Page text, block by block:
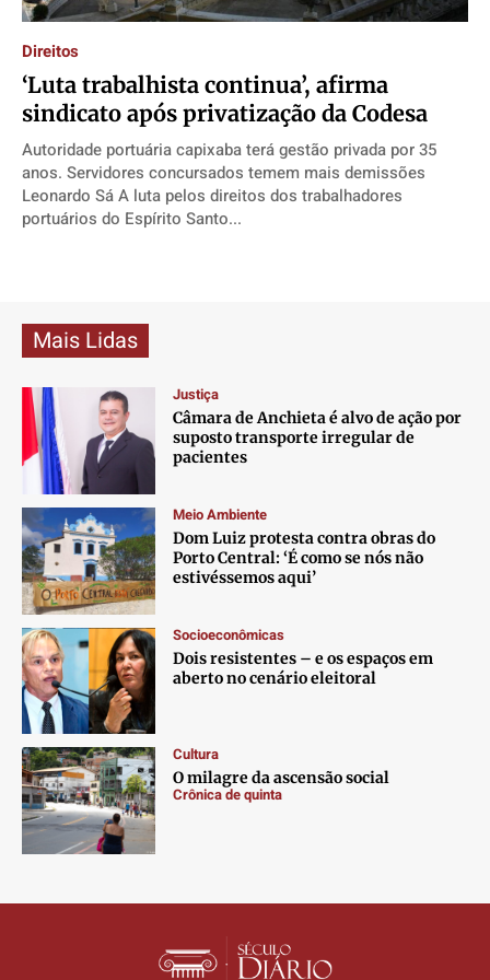
Direitos
Economia
Cultura
Colunas
Caetano Roque
Gustavo Bastos
Jr Mignone (in memorian)
Publicidade Legal
Anuncie
Quem Somos
Expediente
Contato
Anuncie
Termos de Uso
Privacidade
Direitos
Economia
Cultura
Colunas
Caetano Roque
Gustavo Bastos
Jr Mignone (in memorian)
Publicidade Legal
Anuncie
Quem Somos
Expediente
Contato
Anuncie
Termos de Uso
Privacidade
Direitos
Economia
Cultura
Colunas
Caetano Roque
Gustavo Bastos
Jr Mignone (in memorian)
Publicidade Legal
Anuncie
Quem Somos
Expediente
Contato
Anuncie
Termos de Uso
Privacidade
Direitos
Economia
Cultura
Colunas
Caetano Roque
Gustavo Bastos
Jr Mignone (in memorian)
Publicidade Legal
Anuncie
Quem Somos
Expediente
Contato
Anuncie
Termos de Uso
Privacidade
Direitos
‘Luta trabalhista continua’, afirma
sindicato após privatização da Codesa
Autoridade portuária capixaba terá gestão privada por 35
anos. Servidores concursados temem mais demissões
Leonardo Sá A luta pelos direitos dos trabalhadores
portuários do Espírito Santo...
Mais Lidas
Justiça
Câmara de Anchieta é alvo de ação por
suposto transporte irregular de
pacientes
Meio Ambiente
Dom Luiz protesta contra obras do
Porto Central: ‘É como se nós não
estivéssemos aqui’
Socioeconômicas
Dois resistentes – e os espaços em
aberto no cenário eleitoral
Cultura
O milagre da ascensão social
Crônica de quinta